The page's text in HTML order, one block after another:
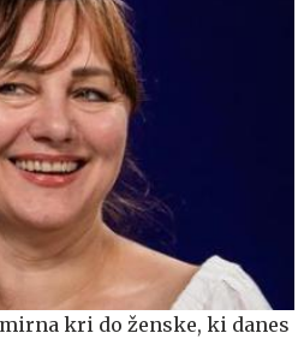
kri do ženske, ki danes